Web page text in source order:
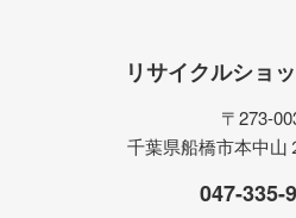
リサイクルショ
〒273-
千葉県船橋市本中山
047-335-